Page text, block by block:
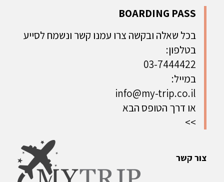
צור קשר
BOARDING PASS
בכל שאלה ובקשה צרו עמנו קשר ונשמח לסייע
בטלפון:
03-7444422
במייל:
info@my-trip.co.il
או דרך הטופס הבא
>>